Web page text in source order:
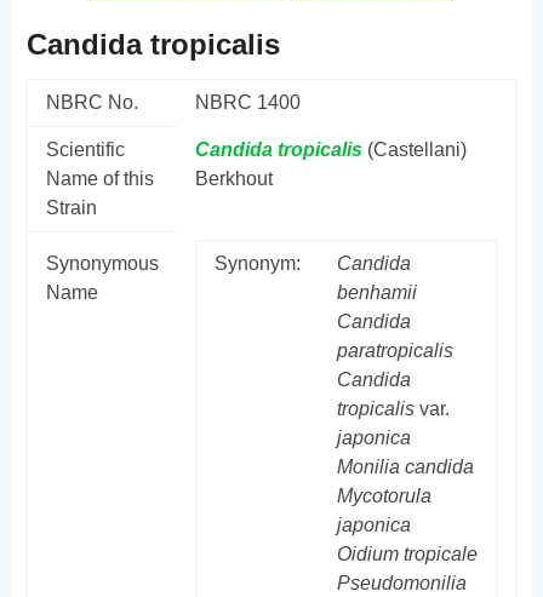
Candida tropicalis
NBRC No. NBRC 1400
Scientific
Name of this
Strain
Candida tropicalis(Castellani)
Berkhout
Synonymous
Name
Synonym:
Candida
benhamii
Candida
paratropicalis
Candida
tropicalisvar.
japonica
Monilia candida
Mycotorula
japonica
Oidium tropicale
Pseudomonilia